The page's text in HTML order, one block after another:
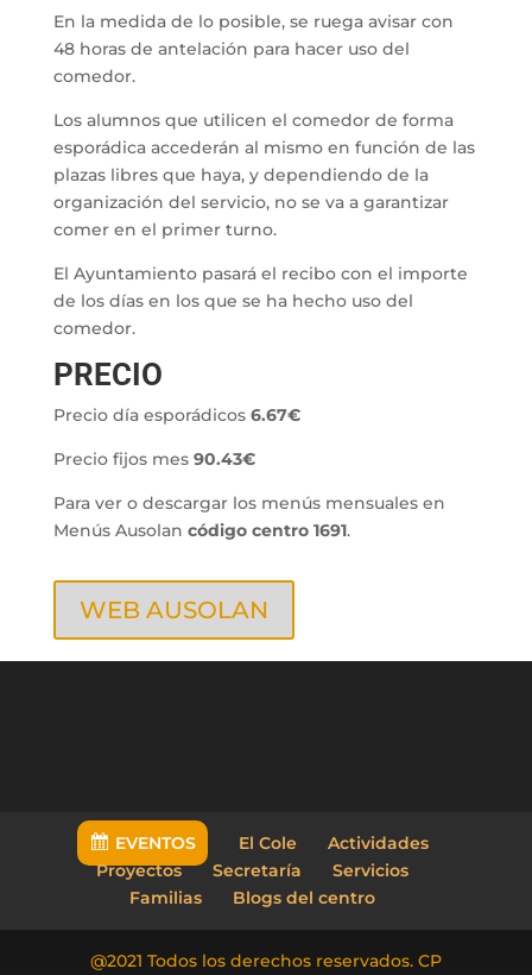
En la medida de lo posible, se ruega avisar con
48 horas de antelación para hacer uso del
comedor.
Los alumnos que utilicen el comedor de forma
esporádica accederán al mismo en función de las
plazas libres que haya, y dependiendo de la
organización del servicio, no se va a garantizar
comer en el primer turno.
El Ayuntamiento pasará el recibo con el importe
de los días en los que se ha hecho uso del
comedor.
PRECIO
Precio día esporádicos 6.67€
Precio fijos mes 90.43€
Para ver o descargar los menús mensuales en
Menús Ausolan código centro 1691.
WEB AUSOLAN
EVENTOS El Cole
Actividades
Proyectos
Secretaría
Servicios
Familias
Blogs del centro
@2021 Todos los derechos reservados. CP